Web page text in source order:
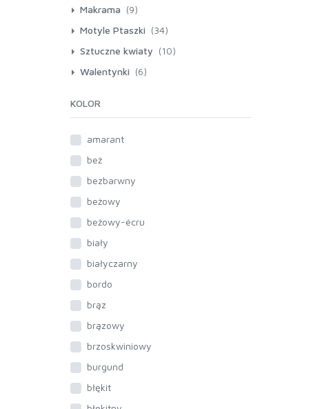
Bombki świąteczne.
Makrama (9)
Motyle Ptaszki (34)
Sztuczne kwiaty (10)
Walentynki (6)
KOLOR
amarant
beż
bezbarwny
beżowy
beżowy-écru
biały
białyczarny
bordo
brąz
brązowy
brzoskwiniowy
burgund
błękit